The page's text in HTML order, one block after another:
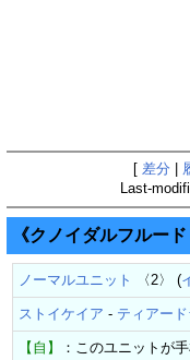
[ 差分
Last-
《クノイダルフルー
ノーマルユニット 〈2〉 (
ストイケイア - ティアー
【自】 ：このユニットが